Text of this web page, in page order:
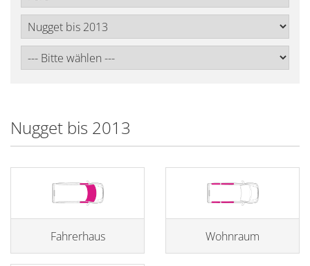
Nugget bis 2013
Fahrerhaus Wohnraum